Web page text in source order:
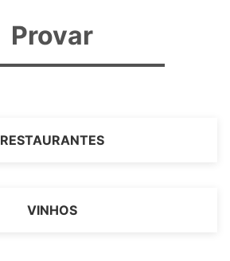
Provar
RESTAURANTES
VINHOS